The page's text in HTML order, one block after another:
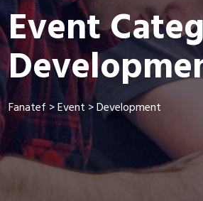
Event
Fanatef>Event >Development